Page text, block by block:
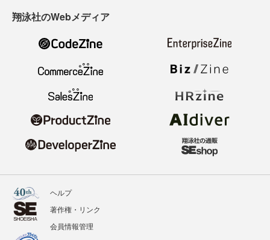
翔泳社のWebメディア
ヘルプ
著作権・リンク
会員情報管理